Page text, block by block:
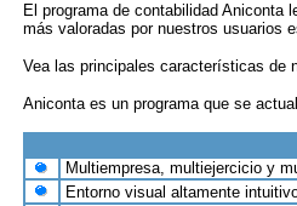
El programa de contabilidad Aniconta
más valoradas por nuestros usuarios
Vea las principales características de
Aniconta es un programa que se
Multiempresa, multiejercicio y
Entorno visual altamente